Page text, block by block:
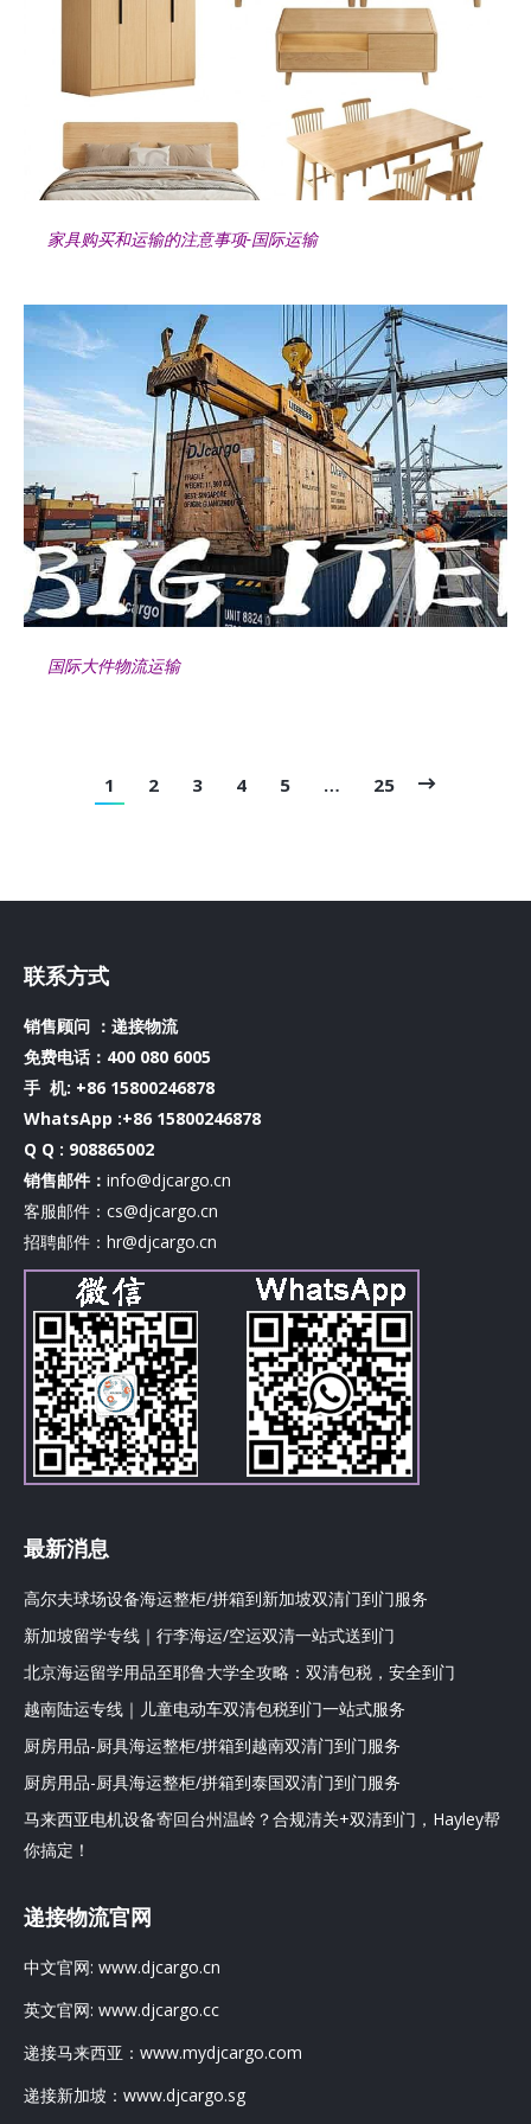
家具购买和运输的注意事项-国际运输
国际大件物流运输
1 2 3 4 5 … 25
联系方式
销售顾问 ：递接物流
免费电话：400 080 6005
手 机: +86 15800246878
WhatsApp :+86 15800246878
Q Q : 908865002
销售邮件： info@djcargo.cn
客服邮件：cs@djcargo.cn
招聘邮件：hr@djcargo.cn
最新消息
高尔夫球场设备海运整柜/拼箱到新加坡双清门到门服务
新加坡留学专线｜行李海运/空运双清一站式送到门
北京海运留学用品至耶鲁大学全攻略：双清包税，安全到门
越南陆运专线｜儿童电动车双清包税到门一站式服务
厨房用品-厨具海运整柜/拼箱到越南双清门到门服务
厨房用品-厨具海运整柜/拼箱到泰国双清门到门服务
马来西亚电机设备寄回台州温岭？合规清关+双清到门，Hayley帮
你搞定！
递接物流官网
中文官网: www.djcargo.cn
英文官网: www.djcargo.cc
递接马来西亚： www.mydjcargo.com
递接新加坡： www.djcargo.sg